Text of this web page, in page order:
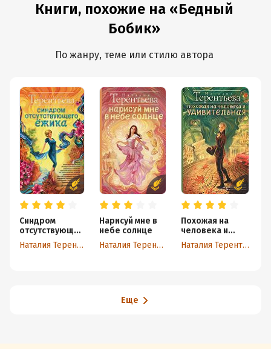
Книги, похожие на «Бедный
Бобик»
По жанру, теме или стилю автора
Синдром
отсутствующег
о ёжика
Наталия Терентьева
Нарисуй мне в
небе солнце
Наталия Терентьева
Похожая на
человека и
удивительная
Наталия Терентьева
Еще